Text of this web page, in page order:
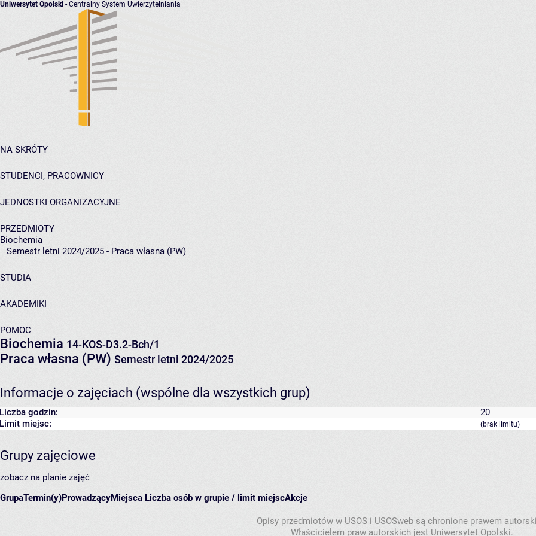
Uniwersytet Opolski - Centralny System Uwierzytelniania
NA SKRÓTY
STUDENCI, PRACOWNICY
JEDNOSTKI ORGANIZACYJNE
PRZEDMIOTY
Biochemia
Semestr letni 2024/2025 - Praca własna (PW)
STUDIA
AKADEMIKI
POMOC
Biochemia 14-KOS-D3.2-Bch/1
Praca własna (PW) Semestr letni 2024/2025
Informacje o zajęciach (wspólne dla wszystkich grup)
Liczba godzin:
20
Limit miejsc:
(brak limitu)
Grupy zajęciowe
zobacz na planie zajęć
GrupaTermin(y)ProwadzącyMiejsca Liczba osób w grupie / limit miejscAkcje
Opisy przedmiotów w USOS i USOSweb są chronione prawem
Właścicielem praw autorskich jest Uniwersytet Opolski.